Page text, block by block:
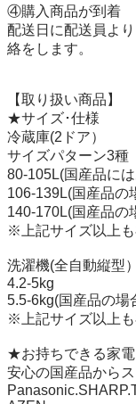
④購入商品が到着
配送日に配送員よ
絡をします。
【取り扱い商品】
★サイズ･仕様
冷蔵庫(2ドア）
サイズパターン3種
80-105L(国産品には
106-139L(国産品の
140-170L(国産品の
※上記サイズ以上も
洗濯機(全自動縦型）
4.2-5kg
5.5-6kg(国産品の場
※上記サイズ以上も
★お持ちできる家
安心の国産品から